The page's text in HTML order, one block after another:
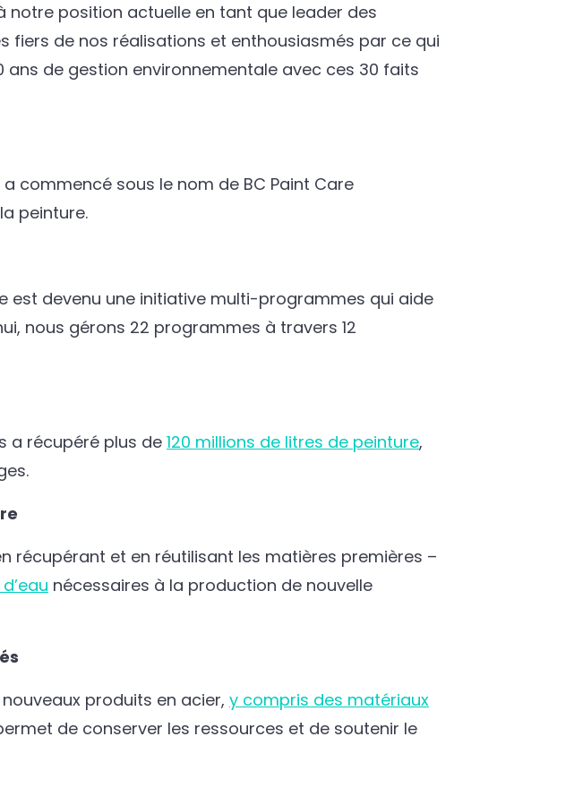
notre position actuelle en tant que leader des
fiers de nos réalisations et enthousiasmés par ce qui
de gestion environnementale avec ces 30 faits
commencé sous le nom de BC Paint Care
peinture.
devenu une initiative multi-programmes qui aide
nous gérons 22 programmes à travers 12
a récupéré plus de 120 millions de litres de peinture,
récupérant et en réutilisant les matières premières –
nécessaires à la production de nouvelle
produits en acier, y compris des matériaux
de conserver les ressources et de soutenir le